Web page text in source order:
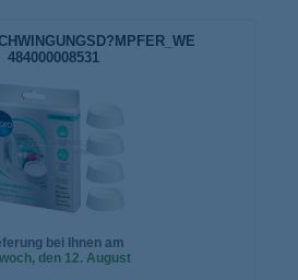
484000008531
bei Ihnen am
, den 12. August